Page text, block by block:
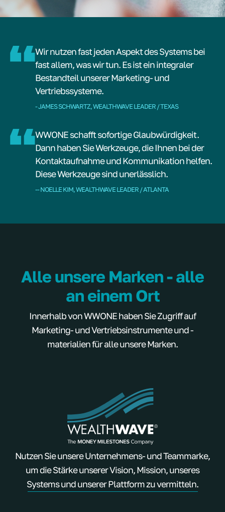
Wir nutzen fast jeden Aspekt des Systems bei
fast allem, was wir tun. Es ist ein integraler
Bestandteil unserer Marketing- und
Vertriebssysteme.
- JAMES SCHWARTZ, WEALTHWAVE LEADER / TEXAS
WWONE schafft sofortige Glaubwürdigkeit.
Dann haben Sie Werkzeuge, die Ihnen bei der
Kontaktaufnahme und Kommunikation helfen.
Diese Werkzeuge sind unerlässlich.
-- NOELLE KIM, WEALTHWAVE LEADER / ATLANTA
Alle unsere Marken - alle
an einem Ort
Innerhalb von WWONE haben Sie Zugriff auf
Marketing- und Vertriebsinstrumente und -
materialien für alle unsere Marken.
Nutzen Sie unsere Unternehmens- und Teammarke,
um die Stärke unserer Vision, Mission, unseres
Systems und unserer Plattform zu vermitteln.